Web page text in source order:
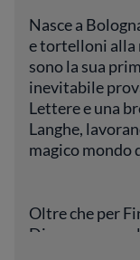
Nasce a
e tortelloni alla
sono la sua
inevitabile
Lettere e una
Langhe,
magico mondo
Oltre che per
Dispensa e con